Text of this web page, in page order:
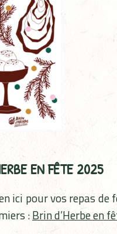
EN FÊTE 2025
ici pour vos repas de
:Brin d’Herbe en